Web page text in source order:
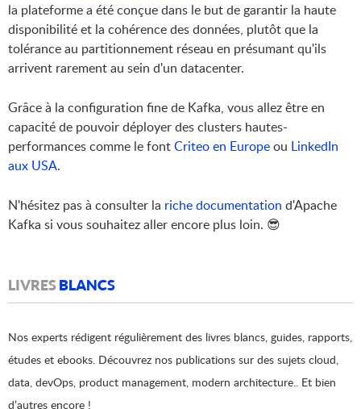
la plateforme a été conçue dans le but de garantir la haute
disponibilité et la cohérence des données, plutôt que la
tolérance au partitionnement réseau en présumant qu'ils
arrivent rarement au sein d'un datacenter.
Grâce à la configuration fine de Kafka, vous allez être en
capacité de pouvoir déployer des clusters hautes-
performances comme le fontCriteo en Europeou LinkedIn
aux USA.
N'hésitez pas à consulter la riche documentation d'Apache
Kafka si vous souhaitez aller encore plus loin. 😎
LIVRESBLANCS
Nos experts rédigent régulièrement des livres blancs, guides, rapports,
études et ebooks. Découvrez nos publications sur des sujets cloud,
data, devOps, product management, modern architecture.. Et bien
d’autres encore !